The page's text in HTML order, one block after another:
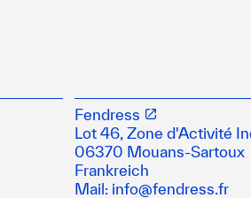
Fendress
Lot 46, Zone d'Activité
06370 Mouans-Sartoux
Frankreich
Mail: info@fendress.fr